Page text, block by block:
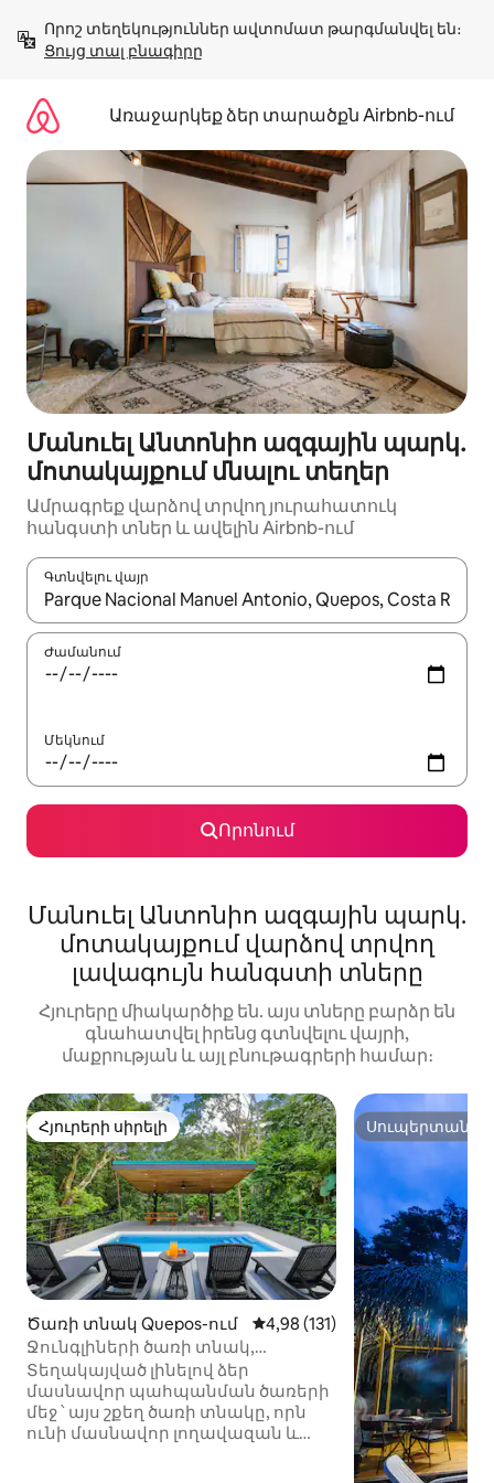
բովանդակությանը
Ցույց տալ բնագիրը
Առաջարկեք ձեր տարածքն Airbnb-ում
Մանուել Անտոնիո ազգային պարկ․
մոտակայքում մնալու տեղեր
Ամրագրեք վարձով տրվող յուրահատուկ
հանգստի տներ և ավելին Airbnb-ում
Գտնվելու վայր
Երբ արդյունքները հասանելի լինեն, սլաքների
Ժամանում
Մեկնում
Որոնում
Մանուել Անտոնիո ազգային պարկ.
մոտակայքում վարձով տրվող
լավագույն հանգստի տները
Հյուրերը միակարծիք են. այս տները բարձր են
գնահատվել իրենց գտնվելու վայրի,
մաքրության և այլ բնութագրերի համար։
Հյուրերի սիրելի
Հյուրերի սիրելի
Ծառի տնակ Quepos-ում Միջին վարկանիշը՝ 5-ից
4,98 (131)
Ջունգլիների ծառի տնակ,
մասնավոր արգելոց, 5 րոպե դեպի
լողափ
Տեղակայված լինելով ձեր
մասնավոր պահպանման ծառերի
մեջ ՝ այս շքեղ ծառի տնակը, որն
ունի մասնավոր լողավազան և